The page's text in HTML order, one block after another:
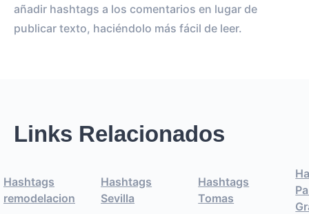
añadir hashtags a los comentarios en lugar de
publicar texto, haciéndolo más fácil de leer.
Links Relacionados
Hashtags
remodelacion
Hashtags
Sevilla
Hashtags
Tomas